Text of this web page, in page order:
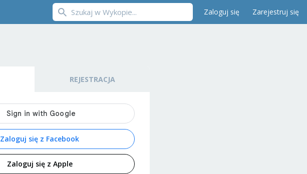
Zaloguj się Zarejestruj się
REJESTRACJA
Zaloguj się z Facebook
Zaloguj się z Apple